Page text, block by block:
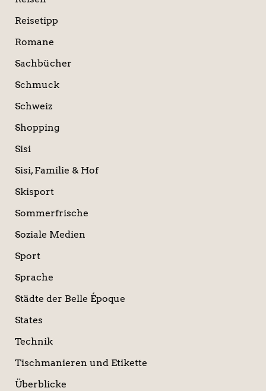
Reisetipp
Romane
Sachbücher
Schmuck
Schweiz
Shopping
Sisi
Sisi, Familie & Hof
Skisport
Sommerfrische
Soziale Medien
Sport
Sprache
Städte der Belle Époque
States
Technik
Tischmanieren und Etikette
Überblicke